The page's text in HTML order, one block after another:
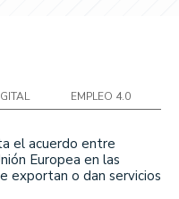
EMPLEO 4.0
el acuerdo entre
Europea en las
exportan o dan servicios